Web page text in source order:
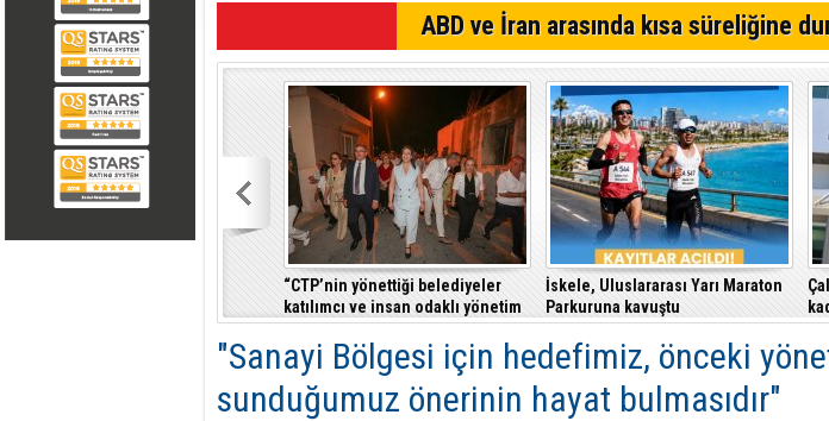
Özersay, DAÜ-SEN
Çeler:
politikalara ihtiyaç var
ABD ve İran arasında kısa süreliğine
“CTP’nin yönettiği belediyeler
katılımcı ve insan odaklı yönetim
anlayışıyla fark yaratıyor”
İskele, Uluslararası Yarı Maraton
Parkuruna kavuştu
"Sanayi Bölgesi için hedefimiz, önceki
sunduğumuz önerinin hayat bulmasıdır"